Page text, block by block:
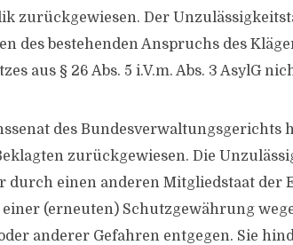
zurückgewiesen. Der
des bestehenden Anspruchs des
aus § 26 Abs. 5 i.V.m. Abs. 3 AsylG
des Bundesverwaltungsgerichts
zurückgewiesen. Die
durch einen anderen Mitgliedstaat der
einer (erneuten) Schutzgewährung
anderer Gefahren entgegen. Sie